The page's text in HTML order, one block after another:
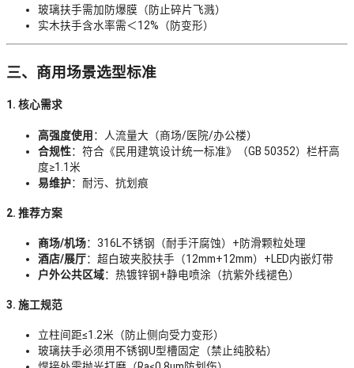
玻璃扶手需加防爆膜（防止碎片飞溅）
实木扶手含水率需＜12%（防变形）
三、商用场景选型标准
1. 核心需求
高强度使用：人流量大（商场/医院/办公楼）
合规性：符合《民用建筑设计统一标准》（GB 50352）栏杆高
度≥1.1米
易维护：耐污、抗划痕
2. 推荐方案
商场/机场：316L不锈钢（耐手汗腐蚀）+防滑颗粒处理
酒店/展厅：超白玻夹胶扶手（12mm+12mm）+LED内嵌灯带
户外公共区域：热镀锌钢+静电喷涂（抗紫外线褪色）
3. 施工规范
立柱间距≤1.2米（防止侧向受力变形）
玻璃扶手必须用不锈钢U型槽固定（禁止纯胶粘）